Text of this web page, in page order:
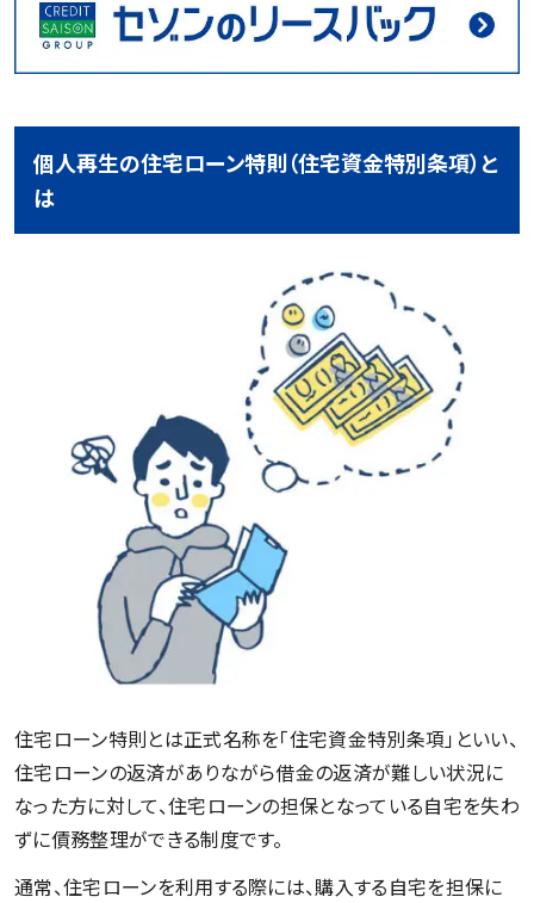
個人再生の住宅ローン特則（住宅資金特別条項）と
は
住宅ローン特則とは正式名称を「住宅資金特別条項」といい、
住宅ローンの返済がありながら借金の返済が難しい状況に
なった方に対して、住宅ローンの担保となっている自宅を失わ
ずに債務整理ができる制度です。
通常、住宅ローンを利用する際には、購入する自宅を担保に